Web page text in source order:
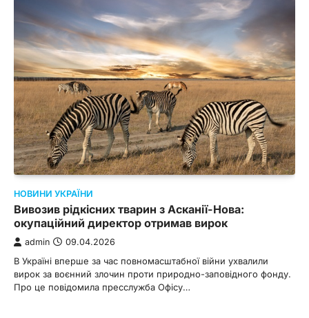
НОВИНИ УКРАЇНИ
Вивозив рідкісних тварин з Асканії-Нова:
окупаційний директор отримав вирок
admin 09.04.2026
В Україні вперше за час повномасштабної війни ухвалили
вирок за воєнний злочин проти природно-заповідного фонду.
Про це повідомила пресслужба Офісу…